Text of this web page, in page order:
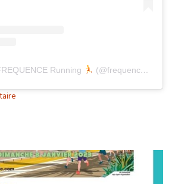
Running (@frequencerunning)